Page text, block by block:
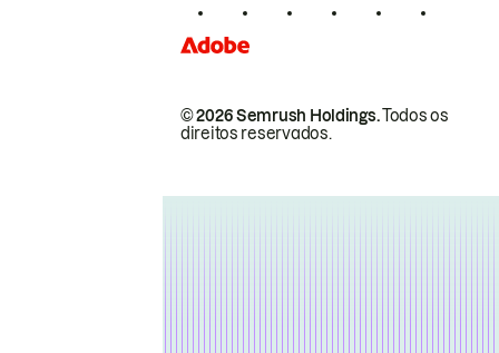
© 2026 Semrush Holdings.Todos os
direitos reservados.